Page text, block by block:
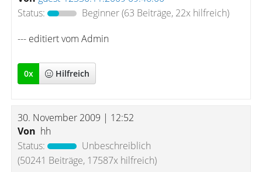
Status:
Beginner(63 Beiträge, 22x hilfreich)
--- editiert vom Admin
0x Hilfreich
30. November 2009 | 12:52
Von hh
Status:
Unbeschreiblich
(50241 Beiträge, 17587x hilfreich)